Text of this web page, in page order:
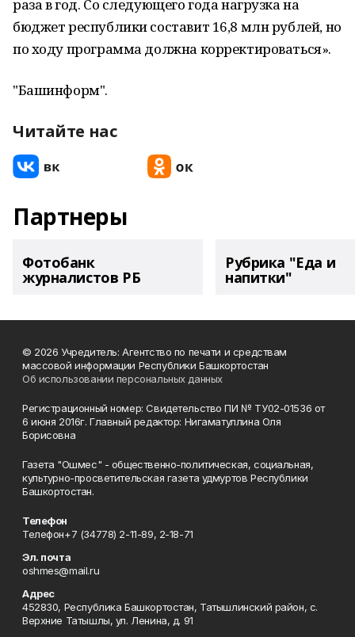
раза в год. Со следующего года нагрузка на
бюджет республики составит 16,8 млн рублей, но
по ходу программа должна корректироваться».
"Башинформ".
Читайте нас
Партнеры
Фотобанк
журналистов РБ
Рубрика "Еда и
напитки"
© 2026 Учредитель: Агентство по печати и средствам
массовой информации Республики Башкортостан
Об использовании персональных данных
Регистрационный номер: Свидетельство ПИ № ТУ02-01536 от
6 июня 2016г. Главный редактор: Нигаматуллина Оля
Борисовна
Газета "Ошмес" - общественно-политическая, социальная,
культурно-просветительская газета удмуртов Республики
Башкортостан.
Телефон
Телефон+7 (34778) 2-11-89, 2-18-71
Эл. почта
oshmes@mail.ru
Адрес
452830, Республика Башкортостан, Татышлинский район, с.
Верхние Татышлы, ул. Ленина, д. 91